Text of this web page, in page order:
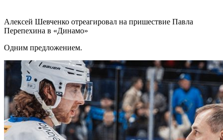
Алексей Шевченко отреагировал на пришествие Павла
Перепехина в «Динамо»
Одним предложением.